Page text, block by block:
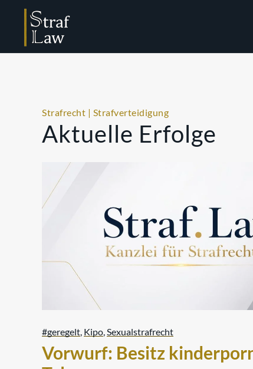
Strafrecht | Strafverteidigung
Aktuelle Erfolge
#geregelt, Kipo,Sexualstrafrecht
Vorwurf: Besitz